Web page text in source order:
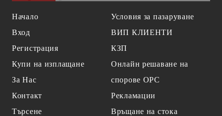
Начало
Вход
Регистрация
Купи на изплащане
За Нас
Контакт
Търсене
Условия за пазаруване
ВИП КЛИЕНТИ
КЗП
Онлайн решаване на
спорове OPC
Рекламации
Връщане на стока